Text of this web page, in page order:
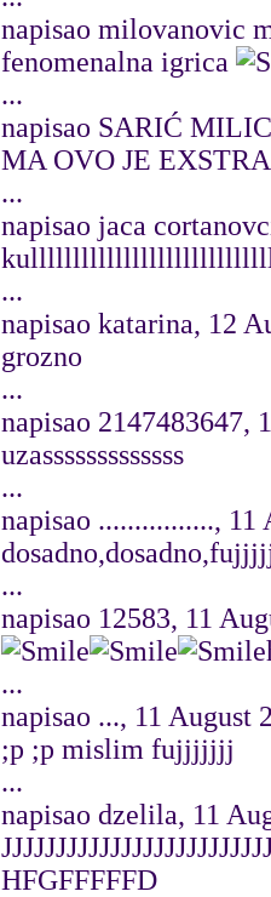
napisao milovanovic
fenomenalna igrica
...
napisao SARIĆ
MA OVO JE EXSTRA
...
napisao jaca
...
napisao katarina, 12
grozno
...
napisao 2147483647,
uzasssssssssssss
...
napisao ................, 11
...
napisao 12583, 11
...
napisao ..., 11 August
;p ;p mislim fujjjjjjj
...
napisao dzelila, 11
HFGFFFFFD